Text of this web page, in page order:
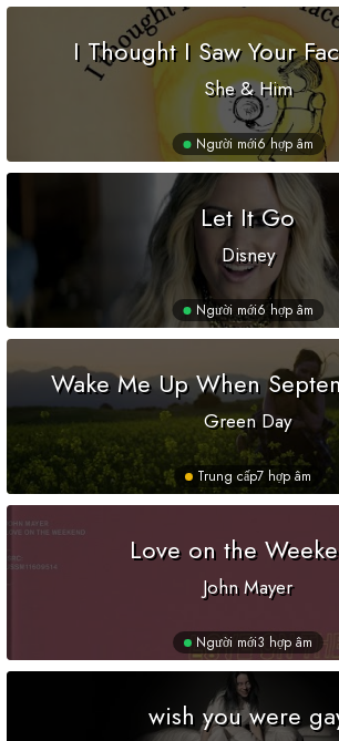
I Thought I Saw Your
She & Him
Người mới6 hợp âm
Let It Go
Disney
Người mới6 hợp âm
Wake Me Up When
Green Day
Trung cấp7 hợp âm
Love on the
John Mayer
Người mới3 hợp âm
wish you were